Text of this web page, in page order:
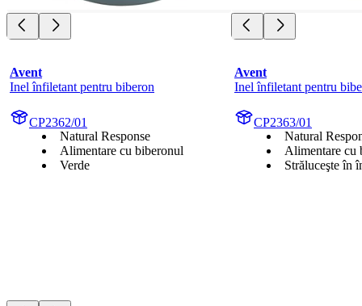
Avent
Inel înfiletant pentru biberon
CP2362/01
Natural Response
Alimentare cu biberonul
Verde
Avent
Inel înfiletant pentru
CP2363/01
Natural
Alimentare cu
Străluceşte în